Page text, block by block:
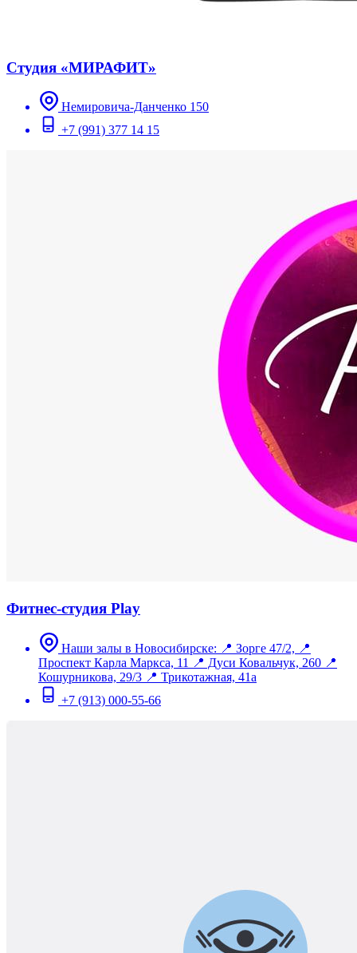
Студия «МИРАФИТ»
Немировича-Данченко 150
+7 (991) 377 14 15
Фитнес-студия Play
Наши залы в Новосибирске: 📍 Зорге 47/2, 📍
Проспект Карла Маркса, 11 📍 Дуси Ковальчук, 260 📍
Кошурникова, 29/3 📍 Трикотажная, 41а
+7 (913) 000-55-66